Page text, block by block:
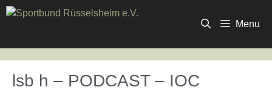
Zum
Inhalt
Menu
lsb h – PODCAST – IOC